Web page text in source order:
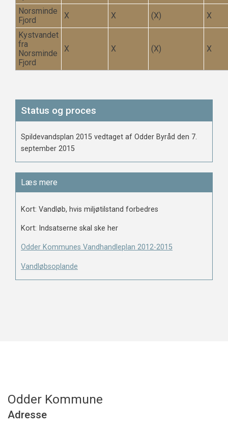
Norsminde
Fjord
X X (X)
X
Kystvandet
fra
Norsminde
Fjord
X X (X) X
Status og proces
Spildevandsplan 2015 vedtaget af Odder Byråd den 7.
september 2015
Læs mere
Kort: Vandløb, hvis miljøtilstand forbedres
Kort: Indsatserne skal ske her
Odder Kommunes Vandhandleplan 2012-2015
Vandløbsoplande
Odder Kommune
Adresse